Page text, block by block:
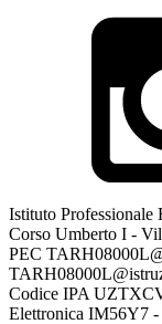
Istituto Professionale
Corso Umberto I -
PEC
Codice IPA
Elettronica IM56Y7 -